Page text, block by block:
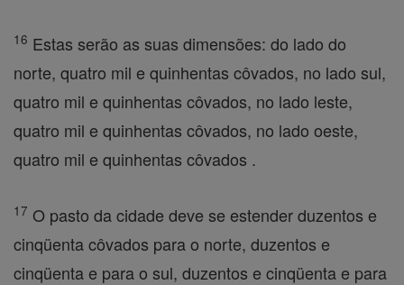
16 Estas serão as suas dimensões: do lado do
norte, quatro mil e quinhentas côvados, no lado sul,
quatro mil e quinhentas côvados, no lado leste,
quatro mil e quinhentas côvados, no lado oeste,
quatro mil e quinhentas côvados .
17 O pasto da cidade deve se estender duzentos e
cinqüenta côvados para o norte, duzentos e
cinqüenta e para o sul, duzentos e cinqüenta e para